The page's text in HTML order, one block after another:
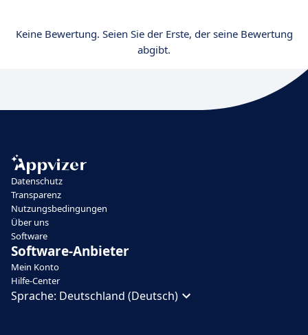
Keine Bewertung. Seien Sie der Erste, der seine Bewertung
abgibt.
Datenschutz
Transparenz
Nutzungsbedingungen
Über uns
Software
Software-Anbieter
Mein Konto
Hilfe-Center
Sprache: Deutschland (Deutsch)